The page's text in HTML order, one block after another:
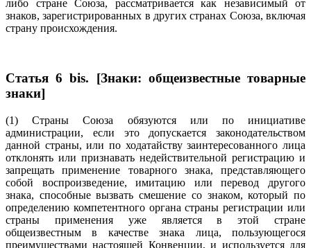
либо стране Союза, рассматривается как независимый от
знаков, зарегистрированных в других странах Союза, включая
страну происхождения.
Статья 6 bis. [Знаки: общеизвестные товарные
знаки]
(1) Страны Союза обязуются или по инициативе
администрации, если это допускается законодательством
данной страны, или по ходатайству заинтересованного лица
отклонять или признавать недействительной регистрацию и
запрещать применение товарного знака, представляющего
собой воспроизведение, имитацию или перевод другого
знака, способные вызвать смешение со знаком, который по
определению компетентного органа страны регистрации или
страны применения уже является в этой стране
общеизвестным в качестве знака лица, пользующегося
преимуществами настоящей Конвенции, и используется для